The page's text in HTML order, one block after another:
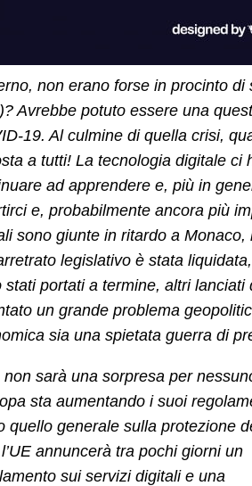
non erano forse in procinto
Avrebbe potuto essere una
19. Al culmine di quella crisi,
a tutti! La tecnologia digitale ci
ad apprendere e, più in
e, probabilmente ancora più
sono giunte in ritardo a
legislativo è stata
stati portati a termine, altri
un grande problema
sia una spietata guerra di
non sarà una sorpresa per
sta aumentando i suoi
quello generale sulla protezione
annuncerà tra pochi giorni un
sui servizi digitali e una